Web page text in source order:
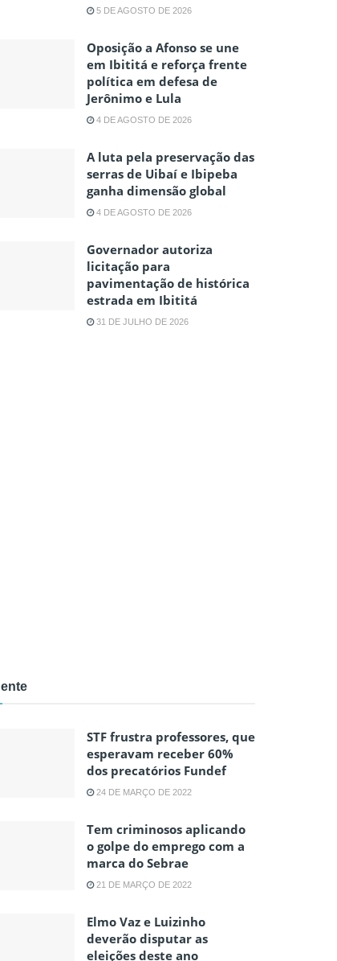
5 DE AGOSTO DE 2026
Oposição a Afonso se une
em Ibititá e reforça frente
política em defesa de
Jerônimo e Lula
4 DE AGOSTO DE 2026
A luta pela preservação das
serras de Uibaí e Ibipeba
ganha dimensão global
4 DE AGOSTO DE 2026
Governador autoriza
licitação para
pavimentação de histórica
estrada em Ibititá
31 DE JULHO DE 2026
STF frustra professores, que
esperavam receber 60%
dos precatórios Fundef
24 DE MARÇO DE 2022
Tem criminosos aplicando
o golpe do emprego com a
marca do Sebrae
21 DE MARÇO DE 2022
Elmo Vaz e Luizinho
deverão disputar as
eleições deste ano